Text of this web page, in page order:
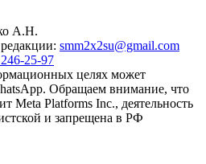
А.Н.
smm2x2su@gmail.com
25-97
целях может
Обращаем внимание, что
Meta Platforms Inc., деятельность
и запрещена в РФ